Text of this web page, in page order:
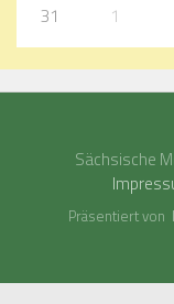
31 1
Sächsische
Präsentiert von